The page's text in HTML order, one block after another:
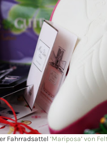
Fahrradsattel ‘Mariposa’ von